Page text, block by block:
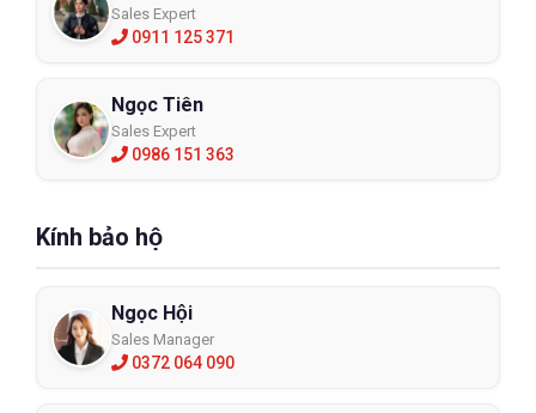
Sales Expert
0911 125 371
Ngọc Tiên
Sales Expert
0986 151 363
Kính bảo hộ
Ngọc Hội
Sales Manager
0372 064 090